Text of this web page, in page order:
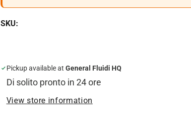
SKU:
Pickup available at General Fluidi HQ
Di solito pronto in 24 ore
View store information